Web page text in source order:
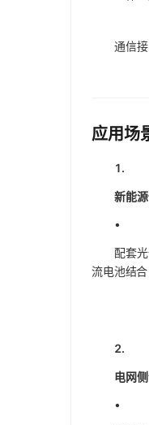
通信
应用场
1.
新能
•
配套
流电池结
2.
电网
•